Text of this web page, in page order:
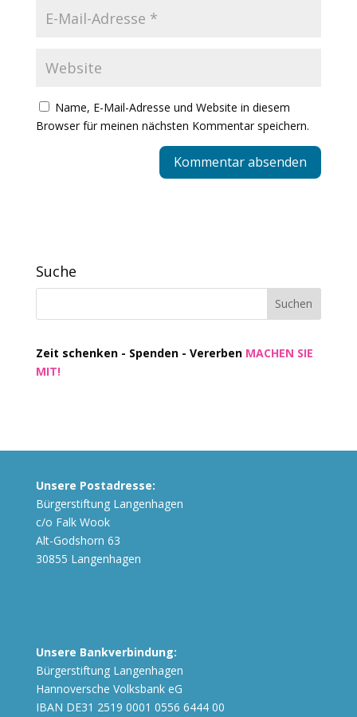
Name, E-Mail-Adresse und Website in diesem
Browser für meinen nächsten Kommentar speichern.
Suche
Zeit schenken - Spenden - Vererben MACHEN SIE
MIT!
Unsere Postadresse:
Bürgerstiftung Langenhagen
c/o Falk Wook
Alt-Godshorn 63
30855 Langenhagen
Unsere Bankverbindung:
Bürgerstiftung Langenhagen
Hannoversche Volksbank eG
IBAN DE31 2519 0001 0556 6444 00